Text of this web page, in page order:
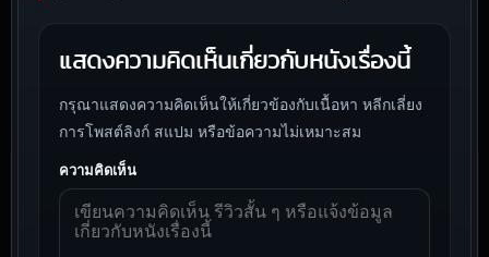
แสดงความคิดเห็นเกี่ยวกับหนังเรื่องนี้
กรุณาแสดงความคิดเห็นให้เกี่ยวข้องกับเนื้อหา หลีกเลี่ยง
การโพสต์ลิงก์ สแปม หรือข้อความไม่เหมาะสม
ความคิดเห็น